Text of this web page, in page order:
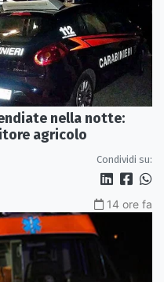
nella notte:
agricolo
Condividi su:
14 ore fa